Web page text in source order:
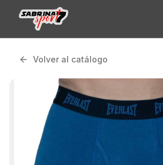
Volver al catálogo